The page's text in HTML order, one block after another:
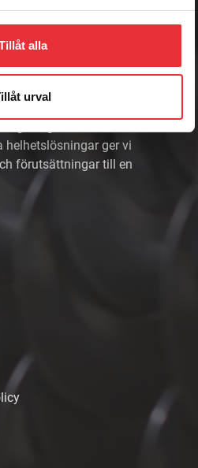
alla
urval
helhetslösningar ger vi
förutsättningar till en